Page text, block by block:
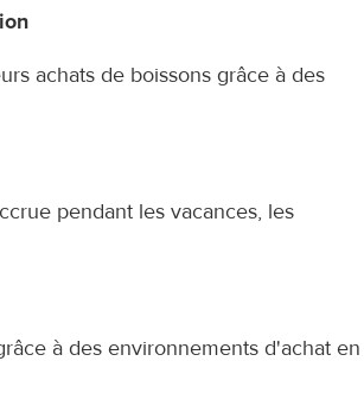
achats de boissons grâce à des
pendant les vacances, les
à des environnements d'achat en